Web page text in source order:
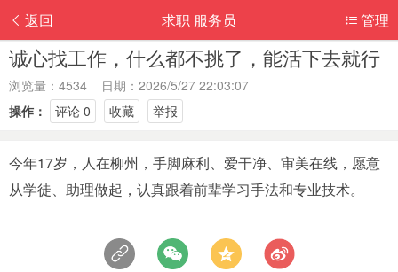
返回 管理
求职 服务员
诚心找工作，什么都不挑了，能活下去就行
浏览量：4534 日期：2026/5/27 22:03:07
操作：
评论 0 收藏 举报
今年17岁，人在柳州，手脚麻利、爱干净、审美在线，愿意
从学徒、助理做起，认真跟着前辈学习手法和专业技术。